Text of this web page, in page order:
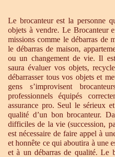
Le brocanteur est la personne
objets à vendre. Le Brocanteur
missions comme le débarras de
le débarras de maison,
ou un changement de vie. Il
saura évaluer vos objets,
débarrasser tous vos objets et
gens s’improvisent
professionnels équipés
assurance pro. Seul le sérieux
qualité d’un bon brocanteur.
difficiles de la vie (succession,
est nécessaire de faire appel à
et honnête ce qui aboutira à une
et à un débarras de qualité. Le